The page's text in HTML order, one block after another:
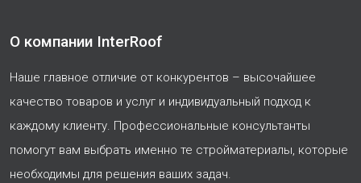
О компании InterRoof
Наше главное отличие от конкурентов – высочайшее
качество товаров и услуг и индивидуальный подход к
каждому клиенту. Профессиональные консультанты
помогут вам выбрать именно те стройматериалы, которые
необходимы для решения ваших задач.